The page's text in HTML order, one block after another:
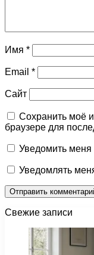
Имя *
Email *
Сайт
Сохранить моё
браузере для
Уведомить
Уведомлять
Свежие записи